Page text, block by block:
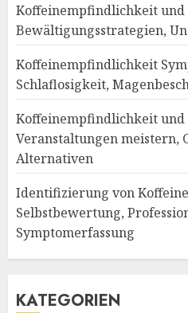
Koffeinempfindlichkeit und
Bewältigungsstrategien,
Koffeinempfindlichkeit
Schlaflosigkeit,
Koffeinempfindlichkeit und
Veranstaltungen meistern,
Alternativen
Identifizierung von
Selbstbewertung,
Symptomerfassung
KATEGORIEN